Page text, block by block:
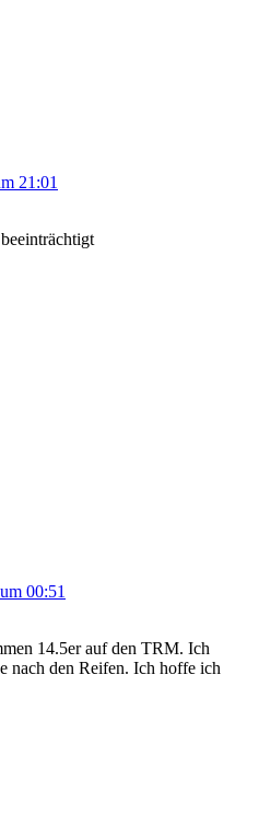
21:01
00:51
14.5er auf den TRM. Ich
nach den Reifen. Ich hoffe ich